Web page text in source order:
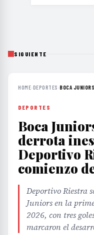
SIGUIENTE
HOME›DEPORTES ›BOCA
DEPORTES
Boca
derrota
Deportivo
comienzo
Deportivo Riestra
Juniors en la
2026, con tres
marcaron el